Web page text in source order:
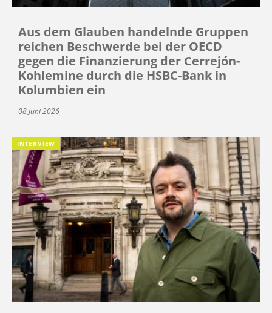
Aus dem Glauben handelnde Gruppen
reichen Beschwerde bei der OECD
gegen die Finanzierung der Cerrejón-
Kohlemine durch die HSBC-Bank in
Kolumbien ein
08 Juni 2026
INTERVIEW